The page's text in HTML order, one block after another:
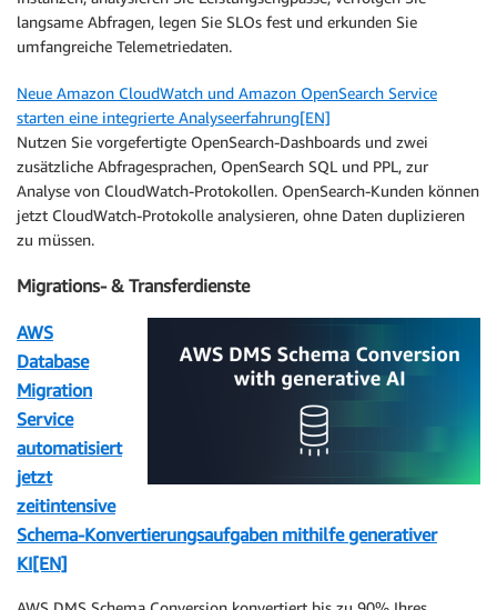
langsame Abfragen, legen Sie SLOs fest und erkunden Sie
umfangreiche Telemetriedaten.
Neue Amazon CloudWatch und Amazon OpenSearch Service
starten eine integrierte Analyseerfahrung[EN]
Nutzen Sie vorgefertigte OpenSearch-Dashboards und zwei
zusätzliche Abfragesprachen, OpenSearch SQL und PPL, zur
Analyse von CloudWatch-Protokollen. OpenSearch-Kunden können
jetzt CloudWatch-Protokolle analysieren, ohne Daten duplizieren
zu müssen.
Migrations- & Transferdienste
AWS
Database
Migration
Service
automatisiert
jetzt
zeitintensive
Schema-Konvertierungsaufgaben mithilfe generativer
KI[EN]